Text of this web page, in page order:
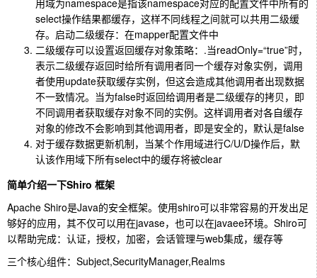
select操作结果都缓存，这样不同线程之间就可以共用二级缓
存。启动二级缓存：在mapper配置文件中
二级缓存可以设置返回缓存对象策略： .当readOnly=“true”时，
表示二级缓存返回时给所有调用者同一个缓存对象实例，调用
者使用update获取缓存实例，但这会造成其他调用者出现数据
不一致情况。当为false时返回给调用者是二级缓存的拷贝，即
不同调用者获取缓存对象不同的实例。这样调用者对各自缓存
对象的修改不会影响到其他调用者，即是安全的，默认是false
对于缓存数据更新机制，当某个作用域进行C/U/D操作后，默
认该作用域下所有select中的缓存将被clear
简单介绍一下Shiro 框架
Apache Shiro是Java的安全框架。使用shiro可以非常容易的开发出足
够好的应用，其不仅可以用在javase，也可以在javaee环境。Shiro可
以帮助完成：认证，授权，加密，会话管理与web集成，缓存等
三个核心组件：Subject,SecurityManager,Realms